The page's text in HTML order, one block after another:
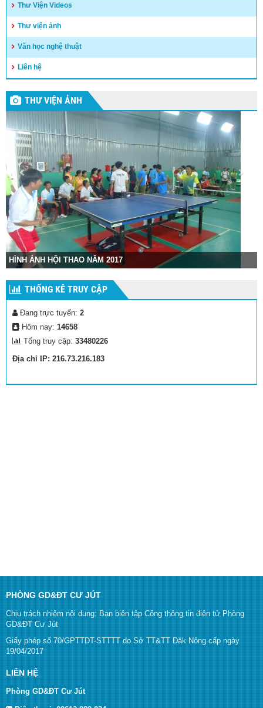
Thư Viện Videos
Thư viện ảnh
Văn học nghệ thuật
Liên hệ
THƯ VIỆN ẢNH
HÌNH ẢNH HỘI THAO NĂM 2017
THỐNG KÊ TRUY CẬP
Đang trực tuyến: 2
Hôm nay: 14658
Tổng truy cập: 33480226
Địa chỉ IP: 216.73.216.183
PHÒNG GD&ĐT CƯ JÚT
Chịu trách nhiệm nội dung: Ban biên tập Cổng thông tin điện tử Phòng
GD&ĐT Cư Jút
Giấy phép số 70/GPTTĐT-STTTT do Sở TT&TT Đăk Nông cấp ngày
19/04/2017
LIÊN HỆ
Phòng GD&ĐT Cư Jút